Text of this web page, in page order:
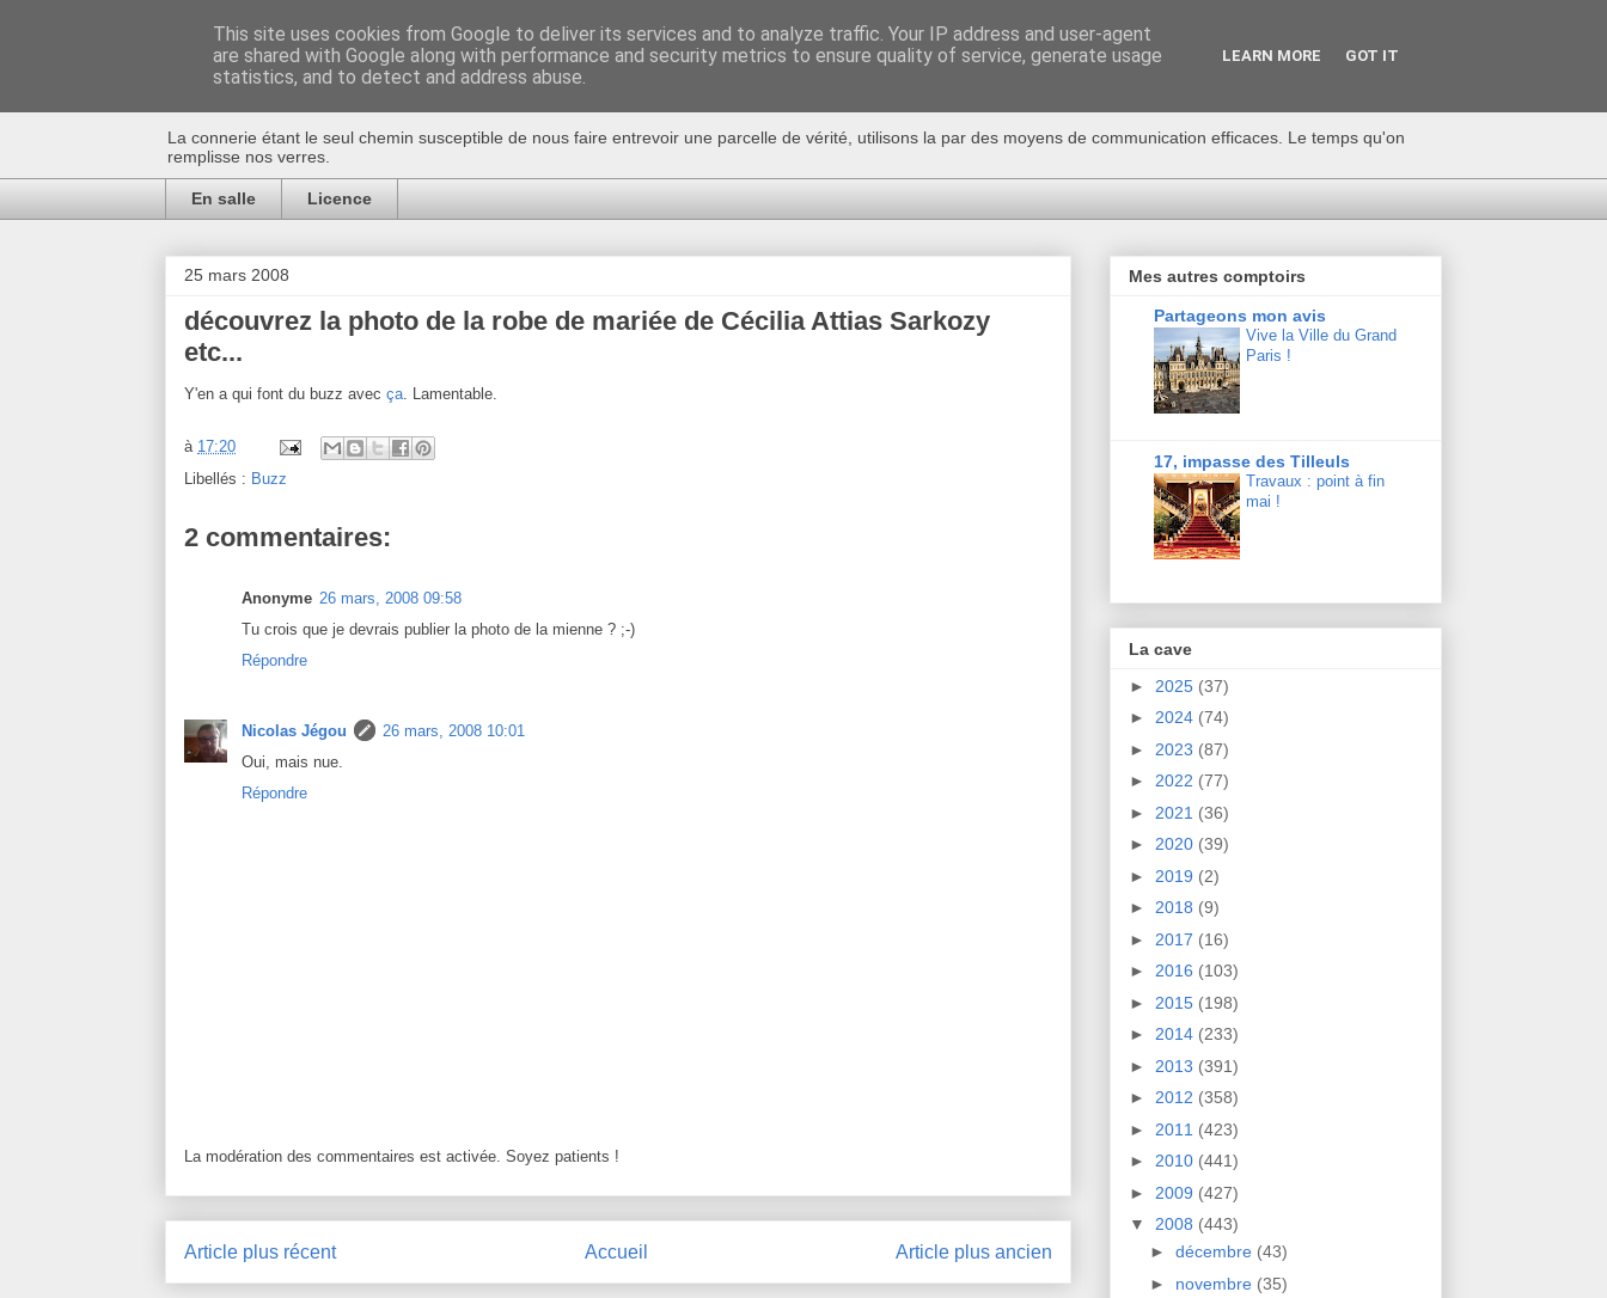
Au bistro !
La connerie étant le seul chemin susceptible de nous faire entrevoir une parcelle de vérité, utilisons la par des moyens de communication efficaces. Le temps qu'on
remplisse nos verres.
En salle Licence
25 mars 2008
découvrez la photo de la robe de mariée de Cécilia Attias Sarkozy
etc...
Y'en a qui font du buzz avec ça . Lamentable.
à 17:20
Libellés : Buzz
2 commentaires:
Anonyme 26 mars, 2008 09:58
Tu crois que je devrais publier la photo de la mienne ? ;-)
Répondre
Nicolas Jégou
26 mars, 2008 10:01
Oui, mais nue.
Répondre
La modération des commentaires est activée. Soyez patients !
Article plus récent Article plus ancien
Accueil
Mes autres comptoirs
Partageons mon avis
Vive la Ville du Grand
Paris !
17, impasse des Tilleuls
Travaux : point à fin
mai !
La cave
► 2025 (37)
► 2024 (74)
► 2023 (87)
► 2022 (77)
► 2021 (36)
► 2020 (39)
► 2019 (2)
► 2018 (9)
► 2017 (16)
► 2016 (103)
► 2015 (198)
► 2014 (233)
► 2013 (391)
► 2012 (358)
► 2011 (423)
► 2010 (441)
► 2009 (427)
▼ 2008 (443)
► décembre (43)
► novembre (35)
This site uses cookies from Google to deliver its services and to analyze traffic. Your IP address and user-agent
are shared with Google along with performance and security metrics to ensure quality of service, generate usage
statistics, and to detect and address abuse.
LEARN MORE GOT IT